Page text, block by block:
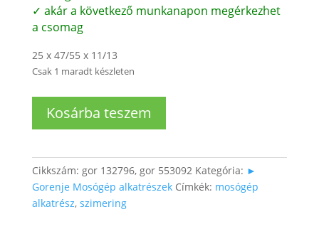
✓ akár a következő munkanapon megérkezhet
a csomag
25 x 47/55 x 11/13
Csak 1 maradt készleten
mosógép
25x47/55x11/13
mennyiség
Kosárba teszem
Cikkszám: gor 132796, gor 553092 Kategória: ►
Gorenje Mosógép alkatrészek Címkék: mosógép
alkatrész, szimering